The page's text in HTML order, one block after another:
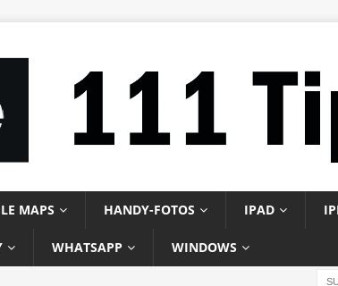
MAPS HANDY-FOTOS IPAD
WHATSAPP WINDOWS